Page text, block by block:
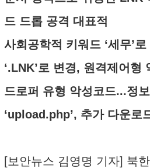
드 드롭 공격 대표적
사회공학적 키워드 ‘세무’
‘.LNK’로 변경, 원격제어형
드로퍼 유형 악성코드...정
‘upload.php’, 추가 다운로
[보안뉴스 김영명 기자] 북